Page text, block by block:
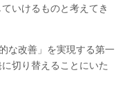
いけるものと考えてき
な改善」を実現する第一
切り替えることにいた